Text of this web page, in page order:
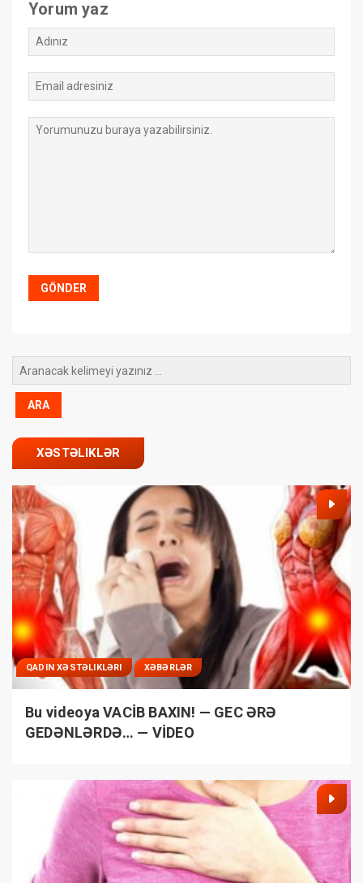
Yorum yaz
XƏSTƏLIKLƏR
QADIN XƏSTƏLIKLƏRI XƏBƏRLƏR
Bu videoya VACİB BAXIN! — GEC ƏRƏ
GEDƏNLƏRDƏ… — VİDEO